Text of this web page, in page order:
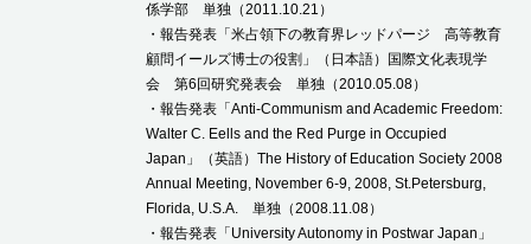
係学部 単独（2011.10.21）
・報告発表「米占領下の教育界レッドパージ 高等教育
顧問イールズ博士の役割」（日本語）国際文化表現学
会 第6回研究発表会 単独（2010.05.08）
・報告発表「Anti-Communism and Academic Freedom:
Walter C. Eells and the Red Purge in Occupied
Japan」（英語）The History of Education Society 2008
Annual Meeting, November 6-9, 2008, St.Petersburg,
Florida, U.S.A. 単独（2008.11.08）
・報告発表「University Autonomy in Postwar Japan」